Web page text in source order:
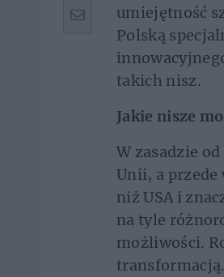
umiejętność
Polską
takich nisz.
Jakie nisze
W zasadzie
Unii, a
niż USA i
na tyle
możliwości.